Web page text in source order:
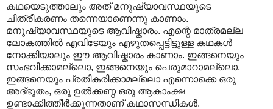
കഥയെടുത്താലും അത് മനുഷ്യാവസ്ഥയുടെ
ചിത്രീകരണം തന്നെയാണെന്നു കാണാം.
മനുഷ്യാവസ്ഥയുടെ ആവിഷ്കാരം. എന്റെ മാത്രമല്ല
ലോകത്തില്‍ എവിടേയും എഴുതപ്പെട്ടിട്ടുള്ള കഥകള്‍
നോക്കിയാലും ഈ ആവിഷ്കാരം കാണാം. ഇങ്ങനെയും
സംഭവിക്കാമല്ലൊ, ഇങ്ങനെയും പെരുമാറാമല്ലൊ,
ഇങ്ങനെയും പ്രതികരിക്കാമല്ലൊ എന്നൊക്കെ ഒരു
അദ്ഭുതം, ഒരു ഉല്‍ക്കണ്ഠ ഒരു ആകാംക്ഷ
ഉണ്ടാക്കിത്തീര്‍ക്കുന്നതാണ് കഥാസന്ധികള്‍.